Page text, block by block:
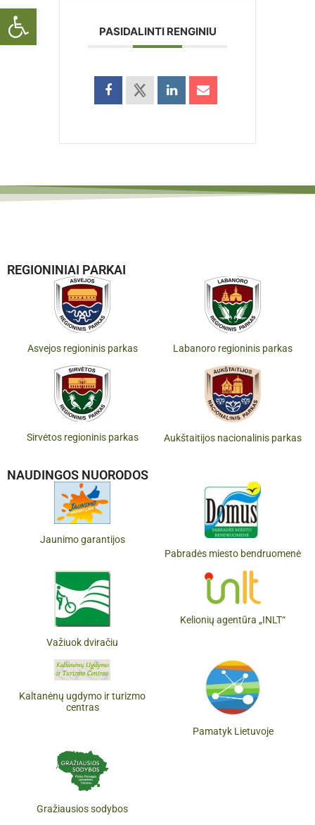
Open toolbar
PASIDALINTI RENGINIU
REGIONINIAI PARKAI
Asvejos regioninis parkas Labanoro regioninis parkas
Sirvėtos regioninis parkas Aukštaitijos nacionalinis parkas
NAUDINGOS NUORODOS
Jaunimo garantijos
Pabradės miesto bendruomenė
Važiuok dviračiu
Kelionių agentūra „INLT“
Kaltanėnų ugdymo ir turizmo
centras
Pamatyk Lietuvoje
Gražiausios sodybos